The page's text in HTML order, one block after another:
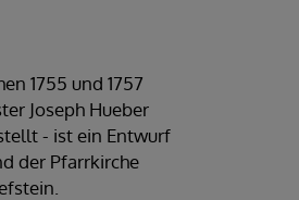
1755 und 1757
Joseph Hueber
- ist ein Entwurf
der Pfarrkirche